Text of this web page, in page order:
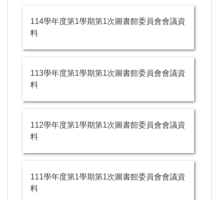
114學年度第1學期第1次圖書館委員會會議資
料
113學年度第1學期第1次圖書館委員會會議資
料
112學年度第1學期第1次圖書館委員會會議資
料
111學年度第1學期第1次圖書館委員會會議資
料